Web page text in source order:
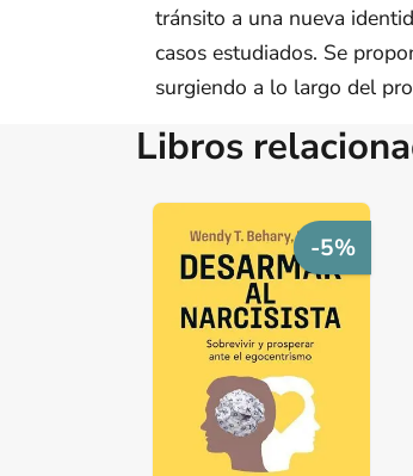
tránsito a una nueva
casos estudiados. Se
surgiendo a lo largo del
Libros
-5%